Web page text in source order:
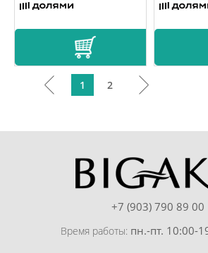
1 2
+7 (903) 790 89 00
Время работы: пн.-пт. 10:00-